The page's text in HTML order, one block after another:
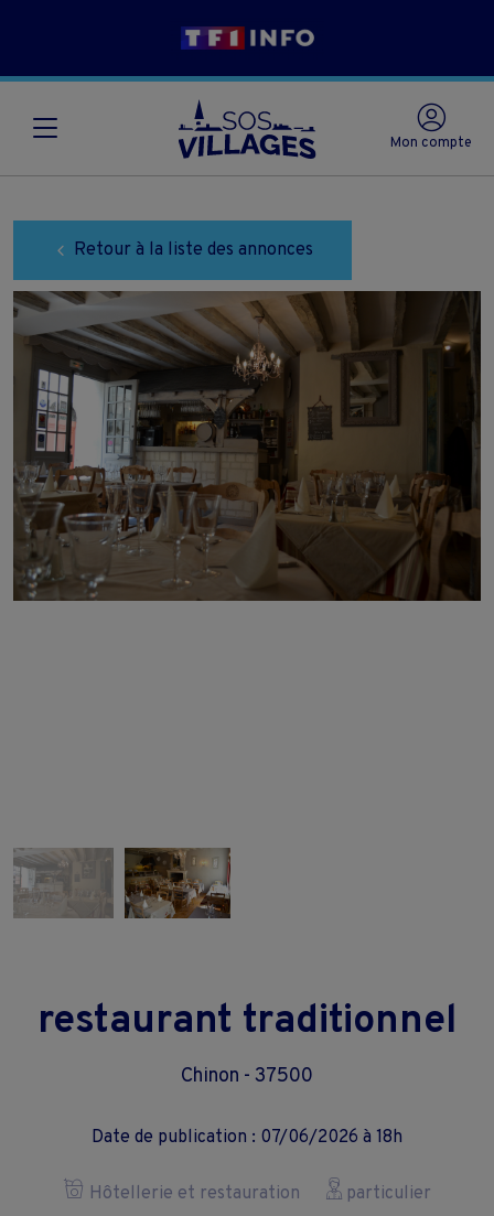
Mon compte
Retour à la liste des annonces
restaurant traditionnel
Chinon - 37500
Date de publication : 07/06/2026 à 18h
Hôtellerie et restauration particulier